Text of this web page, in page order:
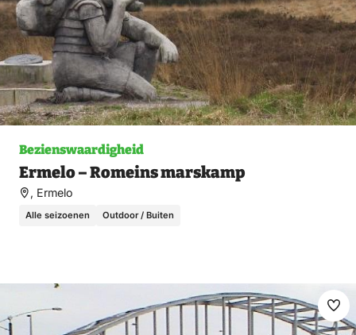
Bezienswaardigheid
Ermelo – Romeins marskamp
, Ermelo
Alle seizoenen Outdoor / Buiten